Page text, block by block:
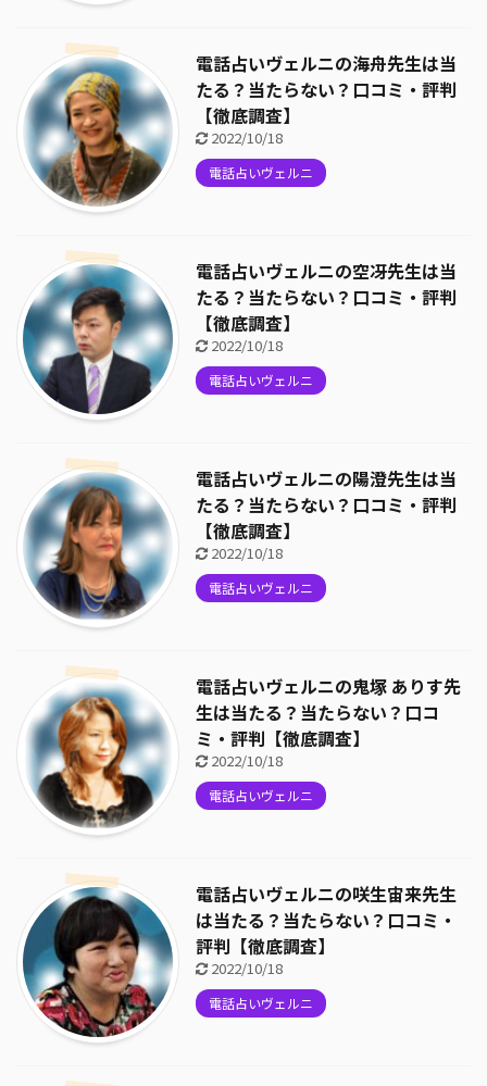
電話占いヴェルニの海舟先生は当
たる？当たらない？口コミ・評判
【徹底調査】
2022/10/18
電話占いヴェルニ
電話占いヴェルニの空冴先生は当
たる？当たらない？口コミ・評判
【徹底調査】
2022/10/18
電話占いヴェルニ
電話占いヴェルニの陽澄先生は当
たる？当たらない？口コミ・評判
【徹底調査】
2022/10/18
電話占いヴェルニ
電話占いヴェルニの鬼塚 ありす先
生は当たる？当たらない？口コ
ミ・評判【徹底調査】
2022/10/18
電話占いヴェルニ
電話占いヴェルニの咲生宙来先生
は当たる？当たらない？口コミ・
評判【徹底調査】
2022/10/18
電話占いヴェルニ